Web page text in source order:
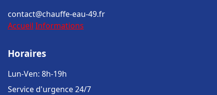
contact@chauffe-eau-49.fr
Accueil Informations
Horaires
Lun-Ven: 8h-19h
Service d'urgence 24/7